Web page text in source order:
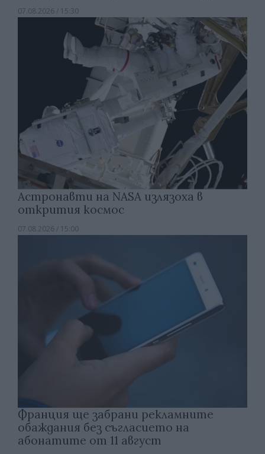
07.08.2026 / 15:30
Астронавти на NASA излязоха в
открития космос
07.08.2026 / 15:00
Франция ще забрани рекламните
обаждания без съгласието на
абонатите от 11 август